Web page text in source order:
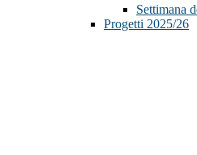
Settimana
Progetti 2025/26